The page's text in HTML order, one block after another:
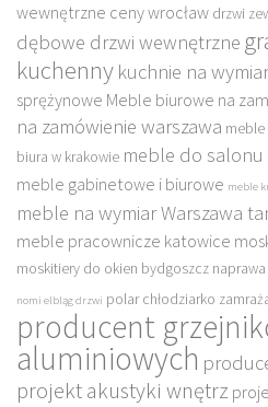
wewnętrzne ceny wrocław drzwi
dębowe drzwi wewnętrzne
kuchenny kuchnie na
sprężynowe Meble biurowe na
na zamówienie warszawa
biura w krakowie meble do
meble gabinetowe i biurowe meble
meble na wymiar Warszawa
meble pracownicze katowice
moskitiery do okien bydgoszcz
nomi elbląg drzwi polar chłodziarko
producent
aluminiowych
projekt akustyki wnętrz